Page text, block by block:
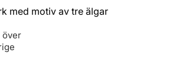
med motiv av tre älgar
över